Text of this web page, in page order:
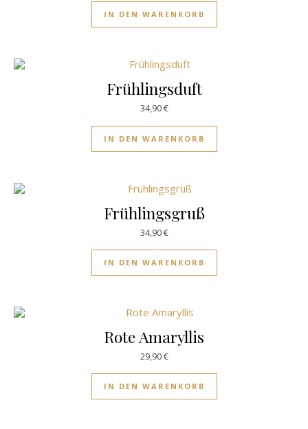
IN DEN WARENKORB
Frühlingsduft
34,90€
IN DEN WARENKORB
Frühlingsgruß
34,90€
IN DEN WARENKORB
Rote Amaryllis
29,90€
IN DEN WARENKORB